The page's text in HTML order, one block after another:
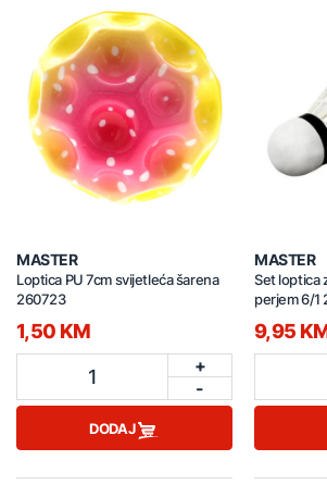
MASTER
Loptica PU 7cm svijetleća šarena
260723
1,50 KM
1
+
-
DODAJ
MASTER
Set loptica
perjem 6/1
9,95